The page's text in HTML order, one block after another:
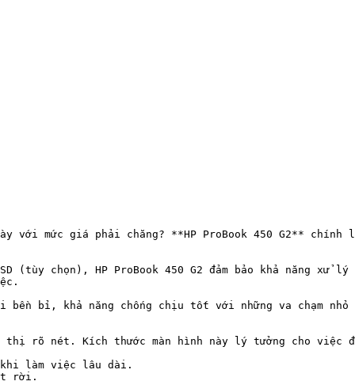
mức giá phải chăng? **HP ProBook 450 G2**
chọn), HP ProBook 450 G2 đảm bảo khả năng xử
bỉ, khả năng chống chịu tốt với những va chạm
nét. Kích thước màn hình này lý tưởng cho việc
làm việc lâu dài.
rời.